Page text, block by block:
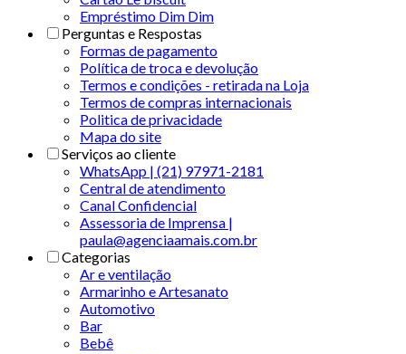
Empréstimo Dim Dim
Perguntas e Respostas
Formas de pagamento
Política de troca e devolução
Termos e condições - retirada na Loja
Termos de compras internacionais
Politica de privacidade
Mapa do site
Serviços ao cliente
WhatsApp | (21) 97971-2181
Central de atendimento
Canal Confidencial
Assessoria de Imprensa |
paula@agenciaamais.com.br
Categorias
Ar e ventilação
Armarinho e Artesanato
Automotivo
Bar
Bebê